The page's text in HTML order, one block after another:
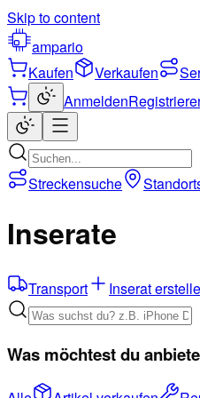
Skip to content
ampario
Kaufen
Verkaufen
Anmelden
Streckensuche
Inserate
Transport Inserat
Was möchtest du